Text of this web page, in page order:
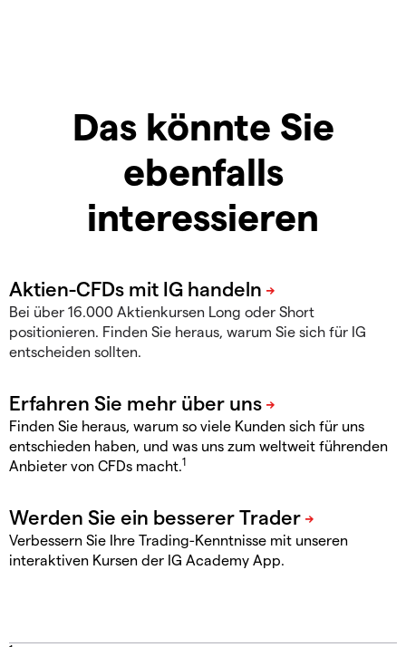
Das könnte Sie
ebenfalls
interessieren
Bei über 16.000 Aktienkursen Long oder Short
positionieren. Finden Sie heraus, warum Sie sich für IG
entscheiden sollten.
Finden Sie heraus, warum so viele Kunden sich für uns
entschieden haben, und was uns zum weltweit führenden
Anbieter von CFDs macht.1
Verbessern Sie Ihre Trading-Kenntnisse mit unseren
interaktiven Kursen der IG Academy App.